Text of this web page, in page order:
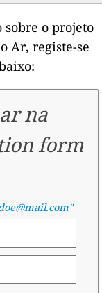
o projeto
Ar, registe-se
na
form